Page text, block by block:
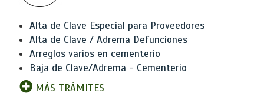
Alta de Clave Especial para Proveedores
Alta de Clave / Adrema Defunciones
Arreglos varios en cementerio
Baja de Clave/Adrema - Cementerio
MÁS TRÁMITES